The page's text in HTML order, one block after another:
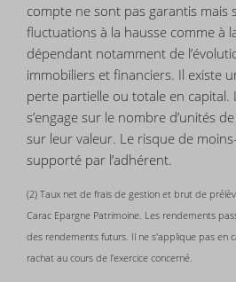
compte ne sont pas garantis mais
fluctuations à la hausse comme à
dépendant notamment de
immobiliers et financiers. Il existe
perte partielle ou totale en capital.
s’engage sur le nombre d’unités
sur leur valeur. Le risque de
supporté par l’adhérent.
(2) Taux net de frais de gestion et brut de
Carac Epargne Patrimoine. Les rendements
des rendements futurs. Il ne s'applique pas en
rachat au cours de l'exercice concerné.